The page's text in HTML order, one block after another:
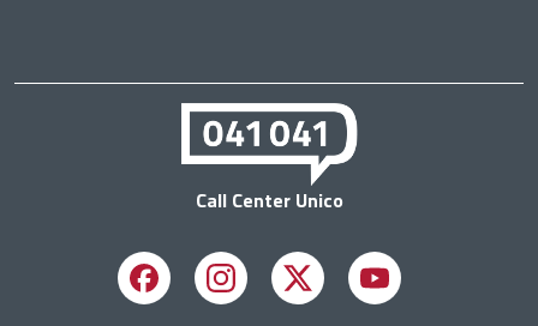
Call Center Unico
FacebookInstagramX Youtube